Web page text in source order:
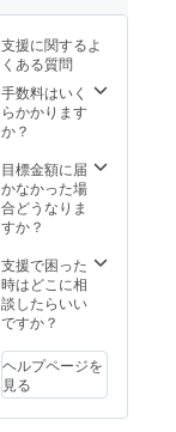
を2枚ご
提供い
たしま
す。
（2021
年12月
効） ※1.
昇華プ
リント
色むら
が起き
る場合
があり
ご理解
よろし
くお願
トの
為、多
少の色
むらが
起きる
場合が
理解の
程、よ
ろしく
げま
す。
②「み
んなで
やろ
う！」
特製
ネーム
などの
などに
着用で
きま
す。
は、ホ
ワイ
ト、ラ
ライト
ピンク
からお
選びい
ます。
画像は
ライト
ピン
支援に関するよ
くある質問
手数料はいく
らかかります
か？
目標金額に届
かなかった場
合どうなりま
すか？
支援で困った
時はどこに相
談したらいい
ですか？
ヘルプページを
見る